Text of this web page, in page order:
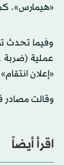
«هيمارس».
وفيما تحدث
عملية (ضربة
«إعلان انتقام»
وقالت مصادر
اقرأ أيضاً